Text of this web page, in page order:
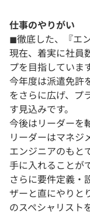
仕事のやりがい
◼︎徹底した、『エ
現在、着実に社員
プを目指しています
今年度は派遣免許
をさらに広げ、プ
す見込みです。
今後はリーダーを
リーダーはマネジ
エンジニアのもと
手に入れることが
さらに要件定義・
ザーと直にやりと
のスペシャリスト